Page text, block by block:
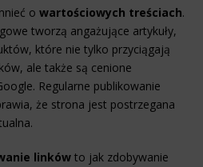
o wartościowych treściach.
tworzą angażujące artykuły,
które nie tylko przyciągają
ale także są cenione
Regularne publikowanie
że strona jest postrzegana
linków to jak zdobywanie